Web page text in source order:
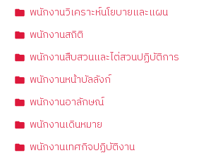
พนักงานวิเคราะห์นโยบายและแผน
พนักงานสถิติ
พนักงานสืบสวนและไต่สวนปฏิบัติการ
พนักงานหน้าบัลลังก์
พนักงานอาลักษณ์
พนักงานเดินหมาย
พนักงานเทศกิจปฏิบัติงาน